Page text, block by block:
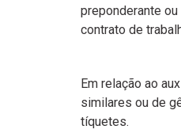
preponderante
contrato de
Em relação ao
similares ou de
tíquetes.